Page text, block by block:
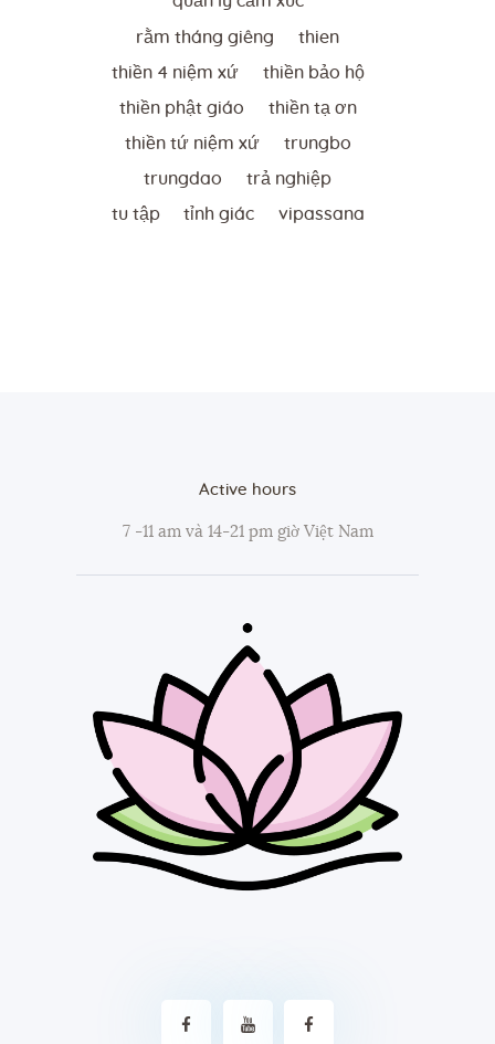
rằm tháng giêng thien
thiền 4 niệm xứ thiền bảo hộ
thiền phật giáo thiền tạ ơn
thiền tứ niệm xứ trungbo
trungdao trả nghiệp
tu tập tỉnh giác vipassana
Active hours
7 -11 am và 14-21 pm giờ Việt Nam